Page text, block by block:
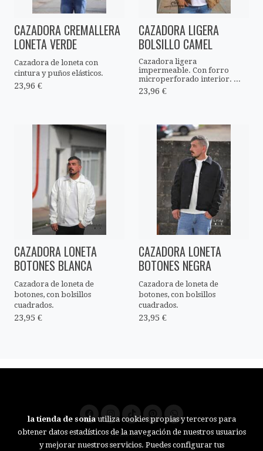
CAZADORA CREMALLERA
LONETA VERDE
Cazadora de loneta con
cintura y puños elásticos.
23,96 €
CAZADORA LIGERA
BOLSILLO CAMEL
Cazadora ligera
impermeable. Con forro
microperforado interior. ...
23,96 €
CAZADORA LONETA
BOTONES BLANCA
Cazadora de loneta de
botones, con bolsillos
cuadrados.
23,95 €
CAZADORA LONETA
BOTONES NEGRA
Cazadora de loneta de
botones, con bolsillos
cuadrados.
23,95 €
Aviso legal
Política de cookies
la tienda de soniautiliza cookies propias y terceros para
obtener datos estadísticos de la navegación de nuestros usuarios
y mejorar nuestros servicios. Puedes configurar tus